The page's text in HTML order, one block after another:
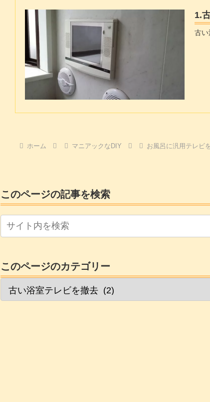
1.
古い
ホーム マニアックなDIY お風呂に汎用テレビ
このページの記事を検索
このページのカテゴリー